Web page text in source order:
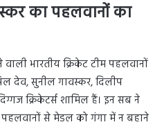
का पहलवानों का
भारतीय क्रिकेट टीम पहलवानों
देव, सुनील गावस्कर, दिलीप
क्रिकेटर्स शामिल हैं। इन सब ने
से मेडल को गंगा में न बहाने